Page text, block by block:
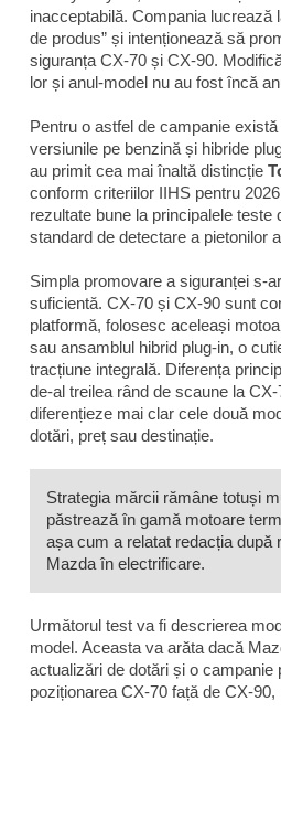
inacceptabilă. Compania lucrează
de produs” și intenționează să
siguranța CX-70 și CX-90.
lor și anul-model nu au fost încă
Pentru o astfel de campanie
versiunile pe benzină și hibride
au primit cea mai înaltă distincție
conform criteriilor IIHS pentru
rezultate bune la principalele
standard de detectare a pietonilor
Simpla promovare a siguranței s-
suficientă. CX-70 și CX-90 sunt
platformă, folosesc aceleași
sau ansamblul hibrid plug-in, o
tracțiune integrală. Diferența
de-al treilea rând de scaune la
diferențieze mai clar cele două
dotări, preț sau destinație.
Strategia mărcii rămâne totuși
păstrează în gamă motoare
așa cum a relatat redacția după
Mazda în electrificare.
Următorul test va fi descrierea
model. Aceasta va arăta dacă
actualizări de dotări și o campanie
poziționarea CX-70 față de CX-90,